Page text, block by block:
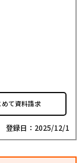
めて資料請求
登録日：2025/12/1